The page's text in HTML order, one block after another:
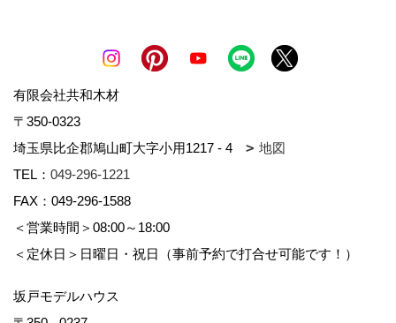
有限会社共和木材
〒350-0323
埼玉県比企郡鳩山町大字小用1217 - 4
地図
TEL： 049-296-1221
FAX：049-296-1588
＜営業時間＞08:00～18:00
＜定休日＞日曜日・祝日（事前予約で打合せ可能です！）
坂戸モデルハウス